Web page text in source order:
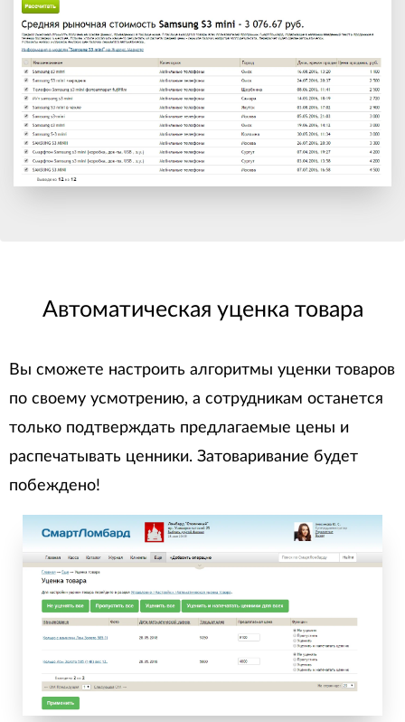
Автоматическая уценка товара
Вы сможете настроить алгоритмы уценки товаров
по своему усмотрению, а сотрудникам останется
только подтверждать предлагаемые цены и
распечатывать ценники. Затоваривание будет
побеждено!